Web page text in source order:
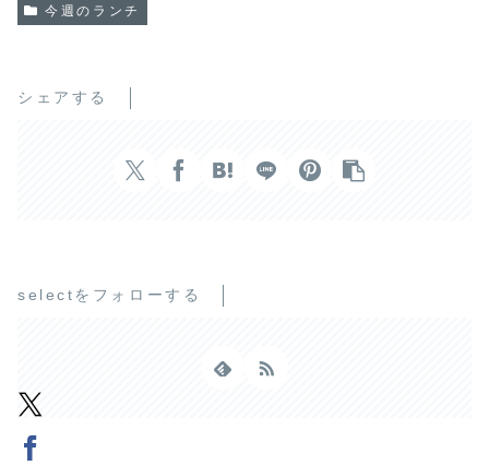
今週のランチ
シェアする
selectをフォローする